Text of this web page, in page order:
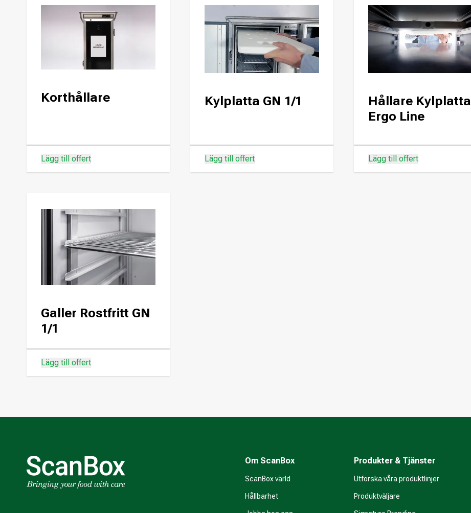
Korthållare
Lägg till offert
Kylplatta GN 1/1
Lägg till offert
Hållare Kylplatta
Ergo Line
Lägg till offert
Galler Rostfritt GN
1/1
Lägg till offert
Om ScanBox
ScanBox värld
Hållbarhet
Produkter & Tjänster
Utforska våra produktlinjer
Produktväljare